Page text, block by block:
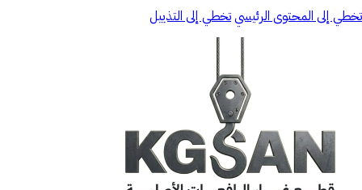
تخطي إلى المحتوى الرئيسيتخطي إلى التذييل